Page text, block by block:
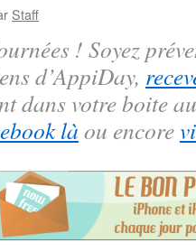
Staff
! Soyez
d’AppiDay,
dans votre boite
là ou encore